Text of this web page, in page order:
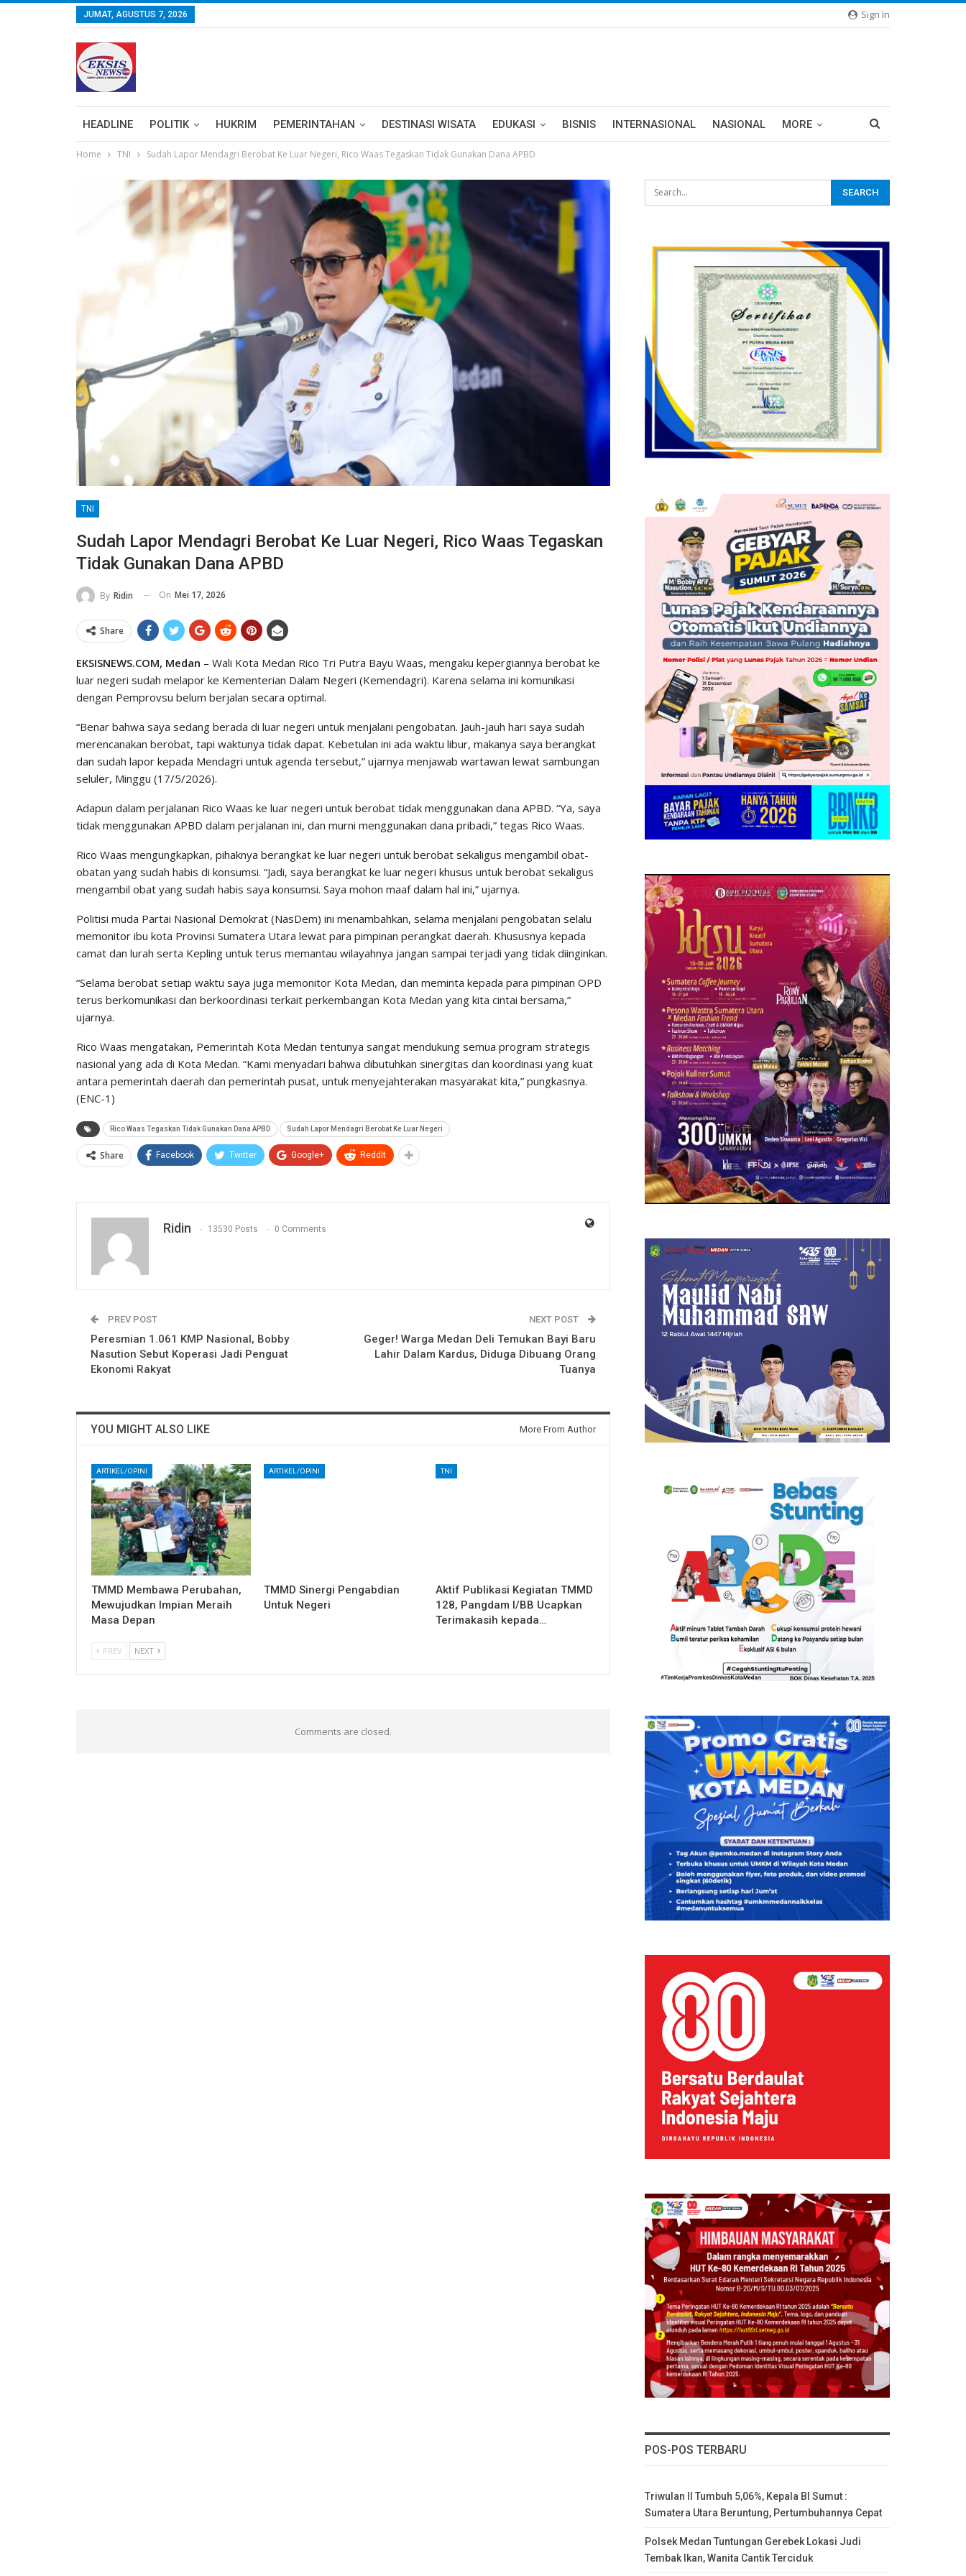
Sign In
JUMAT, AGUSTUS 7, 2026
HEADLINE POLITIK HUKRIM PEMERINTAHAN DESTINASI WISATA EDUKASI BISNIS INTERNASIONAL NASIONAL MORE
Home TNI Sudah Lapor Mendagri Berobat Ke Luar Negeri, Rico Waas Tegaskan Tidak Gunakan Dana APBD
TNI
Sudah Lapor Mendagri Berobat Ke Luar Negeri, Rico Waas Tegaskan
Tidak Gunakan Dana APBD
By Ridin On Mei 17, 2026
Share
EKSISNEWS.COM, Medan – Wali Kota Medan Rico Tri Putra Bayu Waas, mengaku kepergiannya berobat ke
luar negeri sudah melapor ke Kementerian Dalam Negeri (Kemendagri). Karena selama ini komunikasi
dengan Pemprovsu belum berjalan secara optimal.
“Benar bahwa saya sedang berada di luar negeri untuk menjalani pengobatan. Jauh-jauh hari saya sudah
merencanakan berobat, tapi waktunya tidak dapat. Kebetulan ini ada waktu libur, makanya saya berangkat
dan sudah lapor kepada Mendagri untuk agenda tersebut,” ujarnya menjawab wartawan lewat sambungan
seluler, Minggu (17/5/2026).
Adapun dalam perjalanan Rico Waas ke luar negeri untuk berobat tidak menggunakan dana APBD. “Ya, saya
tidak menggunakan APBD dalam perjalanan ini, dan murni menggunakan dana pribadi,” tegas Rico Waas.
Rico Waas mengungkapkan, pihaknya berangkat ke luar negeri untuk berobat sekaligus mengambil obat-
obatan yang sudah habis di konsumsi. “Jadi, saya berangkat ke luar negeri khusus untuk berobat sekaligus
mengambil obat yang sudah habis saya konsumsi. Saya mohon maaf dalam hal ini,” ujarnya.
Politisi muda Partai Nasional Demokrat (NasDem) ini menambahkan, selama menjalani pengobatan selalu
memonitor ibu kota Provinsi Sumatera Utara lewat para pimpinan perangkat daerah. Khususnya kepada
camat dan lurah serta Kepling untuk terus memantau wilayahnya jangan sampai terjadi yang tidak diinginkan.
“Selama berobat setiap waktu saya juga memonitor Kota Medan, dan meminta kepada para pimpinan OPD
terus berkomunikasi dan berkoordinasi terkait perkembangan Kota Medan yang kita cintai bersama,”
ujarnya.
Rico Waas mengatakan, Pemerintah Kota Medan tentunya sangat mendukung semua program strategis
nasional yang ada di Kota Medan. “Kami menyadari bahwa dibutuhkan sinergitas dan koordinasi yang kuat
antara pemerintah daerah dan pemerintah pusat, untuk menyejahterakan masyarakat kita,” pungkasnya.
(ENC-1)
Rico Waas Tegaskan Tidak Gunakan Dana APBD Sudah Lapor Mendagri Berobat Ke Luar Negeri
Share Facebook Twitter Google+ ReddIt
Ridin 13530 Posts 0 Comments
PREV POST
Peresmian 1.061 KMP Nasional, Bobby
Nasution Sebut Koperasi Jadi Penguat
Ekonomi Rakyat
NEXT POST
Geger! Warga Medan Deli Temukan Bayi Baru
Lahir Dalam Kardus, Diduga Dibuang Orang
Tuanya
YOU MIGHT ALSO LIKE More From Author
ARTIKEL/OPINI
TMMD Membawa Perubahan,
Mewujudkan Impian Meraih
Masa Depan
ARTIKEL/OPINI
TMMD Sinergi Pengabdian
Untuk Negeri
TNI
Aktif Publikasi Kegiatan TMMD
128, Pangdam I/BB Ucapkan
Terimakasih kepada…
PREV NEXT
Comments are closed.
POS-POS TERBARU
Triwulan II Tumbuh 5,06%, Kepala BI Sumut :
Sumatera Utara Beruntung, Pertumbuhannya Cepat
Polsek Medan Tuntungan Gerebek Lokasi Judi
Tembak Ikan, Wanita Cantik Terciduk